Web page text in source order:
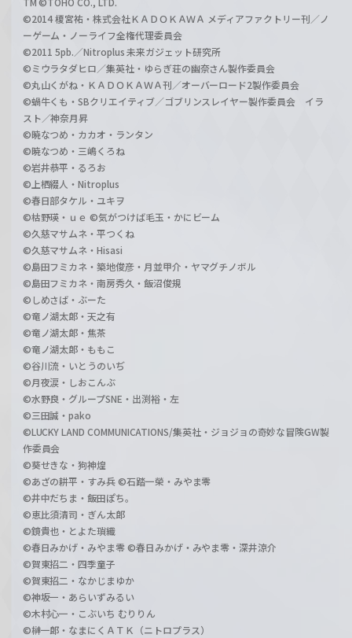
©2014 榎宮祐・株式会社ＫＡＤＯＫＡＷＡ メディアファクトリー刊／ノ
ーゲーム・ノーライフ全権代理委員会
©2011 5pb.／Nitroplus 未来ガジェット研究所
©ミウラタダヒロ／集英社・ゆらぎ荘の幽奈さん製作委員会
©丸山くがね・ＫＡＤＯＫＡＷＡ刊／オーバーロード2製作委員会
©蝸牛くも・SBクリエイティブ／ゴブリンスレイヤー製作委員会 イラ
スト／神奈月昇
©暁なつめ・カカオ・ランタン
©暁なつめ・三嶋くろね
©岩井恭平・るろお
©上栖綴人・Nitroplus
©春日部タケル・ユキヲ
©枯野瑛・ｕｅ ©気がつけば毛玉・かにビーム
©久慈マサムネ・平つくね
©久慈マサムネ・Hisasi
©島田フミカネ・築地俊彦・月並甲介・ヤマグチノボル
©島田フミカネ・南房秀久・飯沼俊規
©しめさば・ぶーた
©竜ノ湖太郎・天之有
©竜ノ湖太郎・焦茶
©竜ノ湖太郎・ももこ
©谷川流・いとうのいぢ
©月夜涙・しおこんぶ
©水野良・グループSNE・出渕裕・左
©三田誠・pako
©LUCKY LAND COMMUNICATIONS/集英社・ジョジョの奇妙な冒険GW製
作委員会
©葵せきな・狗神煌
©あざの耕平・すみ兵 ©石踏一榮・みやま零
©井中だちま・飯田ぽち。
©恵比須清司・ぎん太郎
©鏡貴也・とよた瑣織
©春日みかげ・みやま零 ©春日みかげ・みやま零・深井涼介
©賀東招二・四季童子
©賀東招二・なかじまゆか
©神坂一・あらいずみるい
©木村心一・こぶいち むりりん
©榊一郎・なまにくＡＴＫ（ニトロプラス）